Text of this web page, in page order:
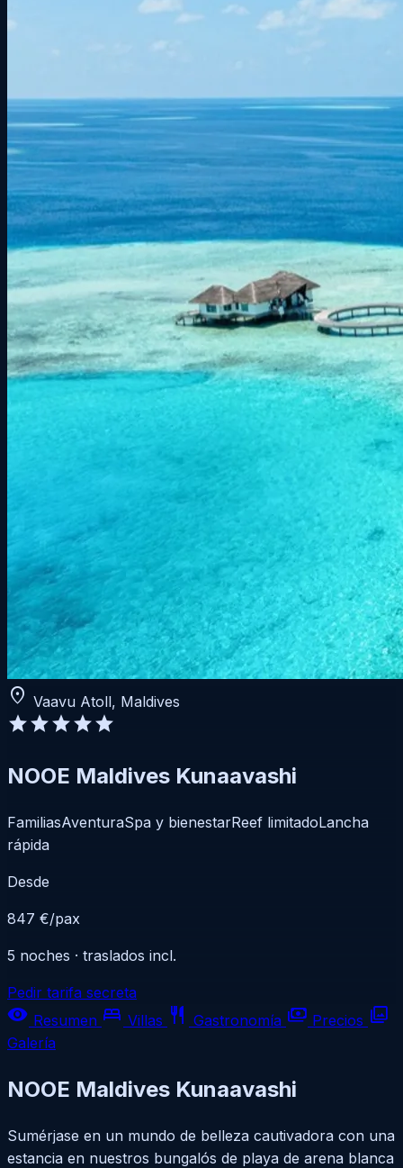
location_on Vaavu Atoll, Maldives
starstarstarstarstar
NOOE Maldives Kunaavashi
FamiliasAventuraSpa y bienestarReef limitadoLancha
rápida
Desde
847 €/pax
5 noches · traslados incl.
Pedir tarifa secreta
visibility Resumen bed Villas restaurant Gastronomía payments Precios photo_library
Galería
NOOE Maldives Kunaavashi
Sumérjase en un mundo de belleza cautivadora con una
estancia en nuestros bungalós de playa de arena blanca